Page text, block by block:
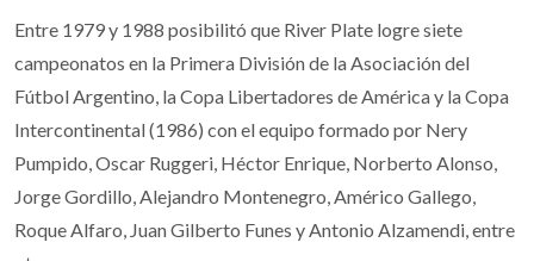
Entre 1979 y 1988 posibilitó que River Plate logre siete
campeonatos en la Primera División de la Asociación del
Fútbol Argentino, la Copa Libertadores de América y la Copa
Intercontinental (1986) con el equipo formado por Nery
Pumpido, Oscar Ruggeri, Héctor Enrique, Norberto Alonso,
Jorge Gordillo, Alejandro Montenegro, Américo Gallego,
Roque Alfaro, Juan Gilberto Funes y Antonio Alzamendi, entre